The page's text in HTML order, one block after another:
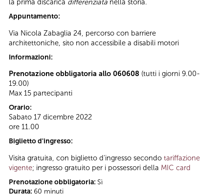
la prima discarica differenziata nella storia.
Appuntamento:
Via Nicola Zabaglia 24, percorso con barriere
architettoniche, sito non accessibile a disabili motori
Informazioni:
Prenotazione obbligatoria allo 060608 (tutti i giorni 9.00-
19.00)
Max 15 partecipanti
Orario:
Sabato 17 dicembre 2022
ore 11.00
Biglietto d'ingresso:
Visita gratuita, con biglietto d'ingresso secondo tariffazione
vigente; ingresso gratuito per i possessori della MIC card
Prenotazione obbligatoria: Sì
Durata: 60 minuti